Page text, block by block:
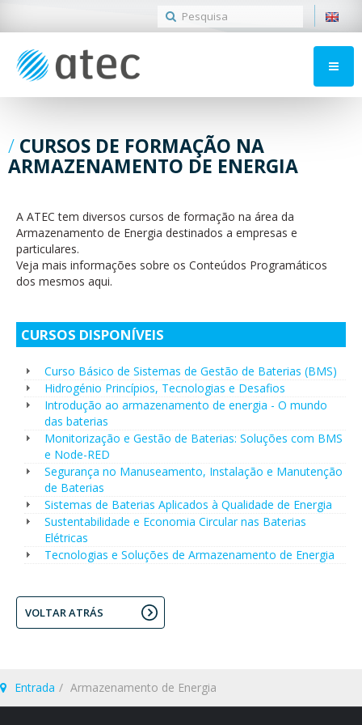
CURSOS DE FORMAÇÃO NA
ARMAZENAMENTO DE ENERGIA
A ATEC tem diversos cursos de formação na área da
Armazenamento de Energia destinados a empresas e
particulares.
Veja mais informações sobre os Conteúdos Programáticos
dos mesmos aqui.
CURSOS DISPONÍVEIS
Curso Básico de Sistemas de Gestão de Baterias (BMS)
Hidrogénio Princípios, Tecnologias e Desafios
Introdução ao armazenamento de energia - O mundo
das baterias
Monitorização e Gestão de Baterias: Soluções com BMS
e Node-RED
Segurança no Manuseamento, Instalação e Manutenção
de Baterias
Sistemas de Baterias Aplicados à Qualidade de Energia
Sustentabilidade e Economia Circular nas Baterias
Elétricas
Tecnologias e Soluções de Armazenamento de Energia
VOLTAR ATRÁS
Entrada Armazenamento de Energia